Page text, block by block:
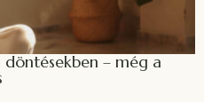
– még a